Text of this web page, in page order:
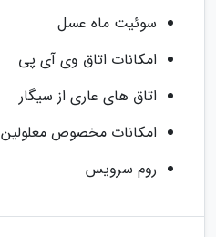
سوئیت ماه عسل
امکانات اتاق وی آی پی
اتاق های عاری از سیگار
امکانات مخصوص معلولین
روم سرویس